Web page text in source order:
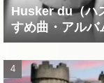
Husker du（ハ
すめ曲・アルバ